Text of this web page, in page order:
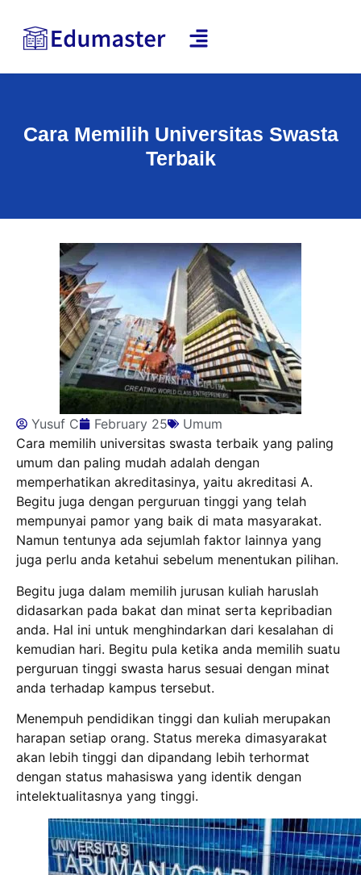
Cara Memilih Universitas Swasta
Terbaik
Yusuf C February 25
Umum
Cara memilih universitas swasta terbaik yang paling
umum dan paling mudah adalah dengan
memperhatikan akreditasinya, yaitu akreditasi A.
Begitu juga dengan perguruan tinggi yang telah
mempunyai pamor yang baik di mata masyarakat.
Namun tentunya ada sejumlah faktor lainnya yang
juga perlu anda ketahui sebelum menentukan pilihan.
Begitu juga dalam memilih jurusan kuliah haruslah
didasarkan pada bakat dan minat serta kepribadian
anda. Hal ini untuk menghindarkan dari kesalahan di
kemudian hari. Begitu pula ketika anda memilih suatu
perguruan tinggi swasta harus sesuai dengan minat
anda terhadap kampus tersebut.
Menempuh pendidikan tinggi dan kuliah merupakan
harapan setiap orang. Status mereka dimasyarakat
akan lebih tinggi dan dipandang lebih terhormat
dengan status mahasiswa yang identik dengan
intelektualitasnya yang tinggi.